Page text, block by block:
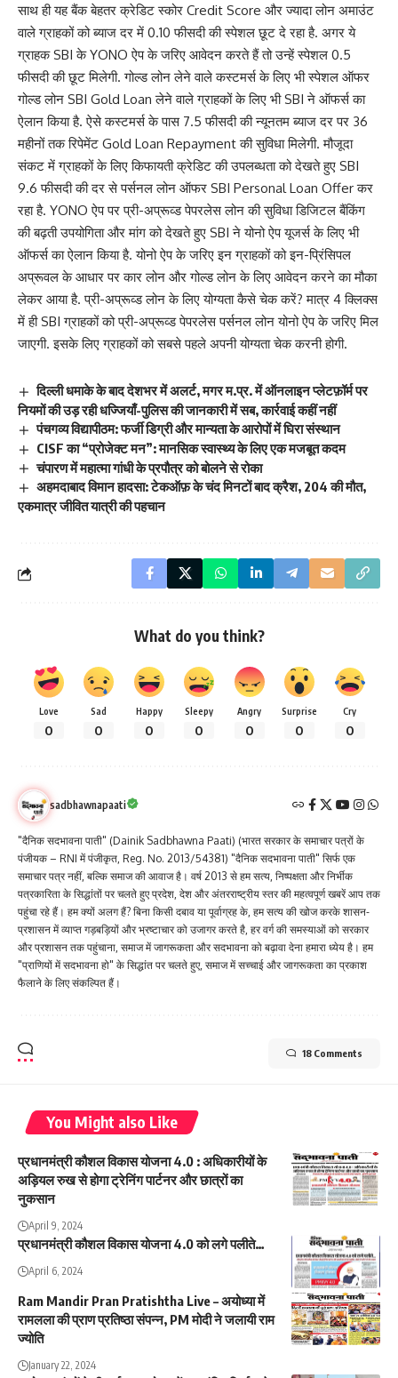
साथ ही यह बैंक बेहतर क्रेडिट स्कोर Credit Score और ज्यादा लोन अमाउंट
वाले ग्राहकों को ब्याज दर में 0.10 फीसदी की स्पेशल छूट दे रहा है. अगर ये
ग्राहक SBI के YONO ऐप के जरिए आवेदन करते हैं तो उन्हें स्पेशल 0.5
फीसदी की छूट मिलेगी. गोल्ड लोन लेने वाले कस्टमर्स के लिए भी स्पेशल ऑफर
गोल्ड लोन SBI Gold Loan लेने वाले ग्राहकों के लिए भी SBI ने ऑफर्स का
ऐलान किया है. ऐसे कस्टमर्स के पास 7.5 फीसदी की न्यूनतम ब्याज दर पर 36
महीनों तक रिपेमेंट Gold Loan Repayment की सुविधा मिलेगी. मौजूदा
संकट में ग्राहकों के लिए किफायती क्रेडिट की उपलब्धता को देखते हुए SBI
9.6 फीसदी की दर से पर्सनल लोन ऑफर SBI Personal Loan Offer कर
रहा है. YONO ऐप पर प्री-अप्रूव्ड पेपरलेस लोन की सुविधा डिजिटल बैंकिंग
की बढ़ती उपयोगिता और मांग को देखते हुए SBI ने योनो ऐप यूजर्स के लिए भी
ऑफर्स का ऐलान किया है. योनो ऐप के जरिए इन ग्राहकों को इन-प्रिंसिपल
अप्रूवल के आधार पर कार लोन और गोल्ड लोन के लिए आवेदन करने का मौका
लेकर आया है. प्री-अप्रूव्ड लोन के लिए योग्यता कैसे चेक करें? मात्र 4 क्लिक्स
में ही SBI ग्राहकों को प्री-अप्रूव्ड पेपरलेस पर्सनल लोन योनो ऐप के जरिए मिल
जाएगी. इसके लिए ग्राहकों को सबसे पहले अपनी योग्यता चेक करनी होगी.
दिल्ली धमाके के बाद देशभर में अलर्ट, मगर म.प्र. में ऑनलाइन प्लेटफ़ॉर्म पर
नियमों की उड़ रही धज्जियाँ-पुलिस की जानकारी में सब, कार्रवाई कहीं नहीं
पंचगव्य विद्यापीठम: फर्जी डिग्री और मान्यता के आरोपों में घिरा संस्थान
CISF का “प्रोजेक्ट मन”: मानसिक स्वास्थ्य के लिए एक मजबूत कदम
चंपारण में महात्मा गांधी के प्रपौत्र को बोलने से रोका
अहमदाबाद विमान हादसा: टेकऑफ़ के चंद मिनटों बाद क्रैश, 204 की मौत,
एकमात्र जीवित यात्री की पहचान
What do you think?
Love
0
Sad
0
Happy
0
Sleepy
0
Angry
0
Surprise
0
Cry
0
sadbhawnapaati
"दैनिक सदभावना पाती" (Dainik Sadbhawna Paati) (भारत सरकार के समाचार पत्रों के
पंजीयक – RNI में पंजीकृत, Reg. No. 2013/54381) "दैनिक सदभावना पाती" सिर्फ एक
समाचार पत्र नहीं, बल्कि समाज की आवाज है। वर्ष 2013 से हम सत्य, निष्पक्षता और निर्भीक
पत्रकारिता के सिद्धांतों पर चलते हुए प्रदेश, देश और अंतरराष्ट्रीय स्तर की महत्वपूर्ण खबरें आप तक
पहुंचा रहे हैं। हम क्यों अलग हैं? बिना किसी दबाव या पूर्वाग्रह के, हम सत्य की खोज करके शासन-
प्रशासन में व्याप्त गड़बड़ियों और भ्रष्टाचार को उजागर करते है, हर वर्ग की समस्याओं को सरकार
और प्रशासन तक पहुंचाना, समाज में जागरूकता और सदभावना को बढ़ावा देना हमारा ध्येय है। हम
"प्राणियों में सदभावना हो" के सिद्धांत पर चलते हुए, समाज में सच्चाई और जागरूकता का प्रकाश
फैलाने के लिए संकल्पित हैं।
18 Comments
You Might also Like
प्रधानमंत्री कौशल विकास योजना 4.0 : अधिकारीयों के
अड़ियल रुख से होगा ट्रेनिंग पार्टनर और छात्रों का
नुकसान
April 9, 2024
प्रधानमंत्री कौशल विकास योजना 4.0 को लगे पलीते…
April 6, 2024
Ram Mandir Pran Pratishtha Live – अयोध्या में
रामलला की प्राण प्रतिष्ठा संपन्न, PM मोदी ने जलायी राम
ज्योति
January 22, 2024